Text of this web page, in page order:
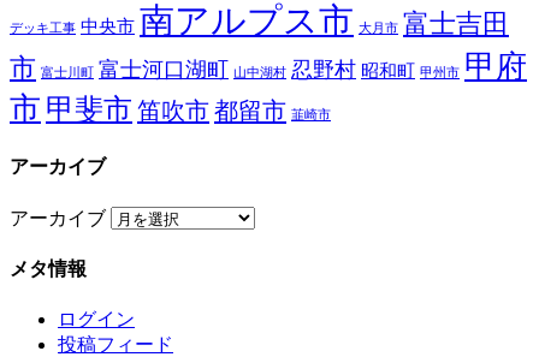
デッキ工事 中央市 南アルプス市 大月市 富士吉田
市 富士川町 富士河口湖町 山中湖村 忍野村 昭和町 甲州市 甲府
市 甲斐市 笛吹市都留市 韮崎市
アーカイブ
アーカイブ
メタ情報
ログイン
投稿フィード